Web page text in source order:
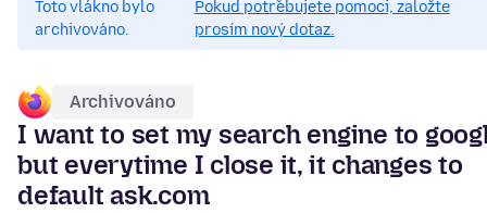
Toto vlákno bylo
archivováno.
Pokud potřebujete pomoci, založte
prosím nový dotaz.
Archivováno
I want to set my search engine to
but everytime I close it, it changes to
default ask.com